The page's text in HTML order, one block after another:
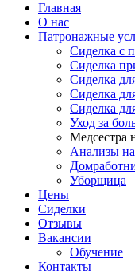
Главная
О нас
Патронажные
Сиделка с
Сиделка
Сиделка
Сиделка
Сиделка
Уход за
Медсестра
Анализы
Уборщица
Цены
Сиделки
Отзывы
Вакансии
Обучение
Контакты